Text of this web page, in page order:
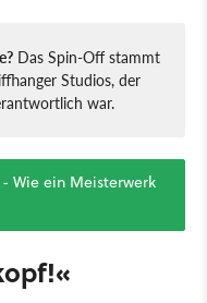
Das Spin-Off stammt
Studios, der
war.
Wie ein Meisterwerk